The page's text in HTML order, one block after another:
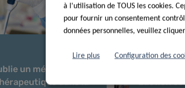
un mécanisme clé
dans la
L’action
à l'utilisation de TOUS les cookies.
pour fournir un consentement
données personnelles, veuillez
Lire plus Configuration des